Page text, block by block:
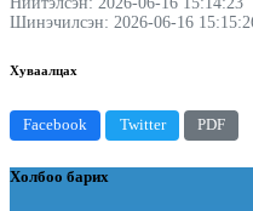
Шинэчилсэн: 2026-06-16
Хуваалцах
Facebook Twitter PDF
Холбоо барих